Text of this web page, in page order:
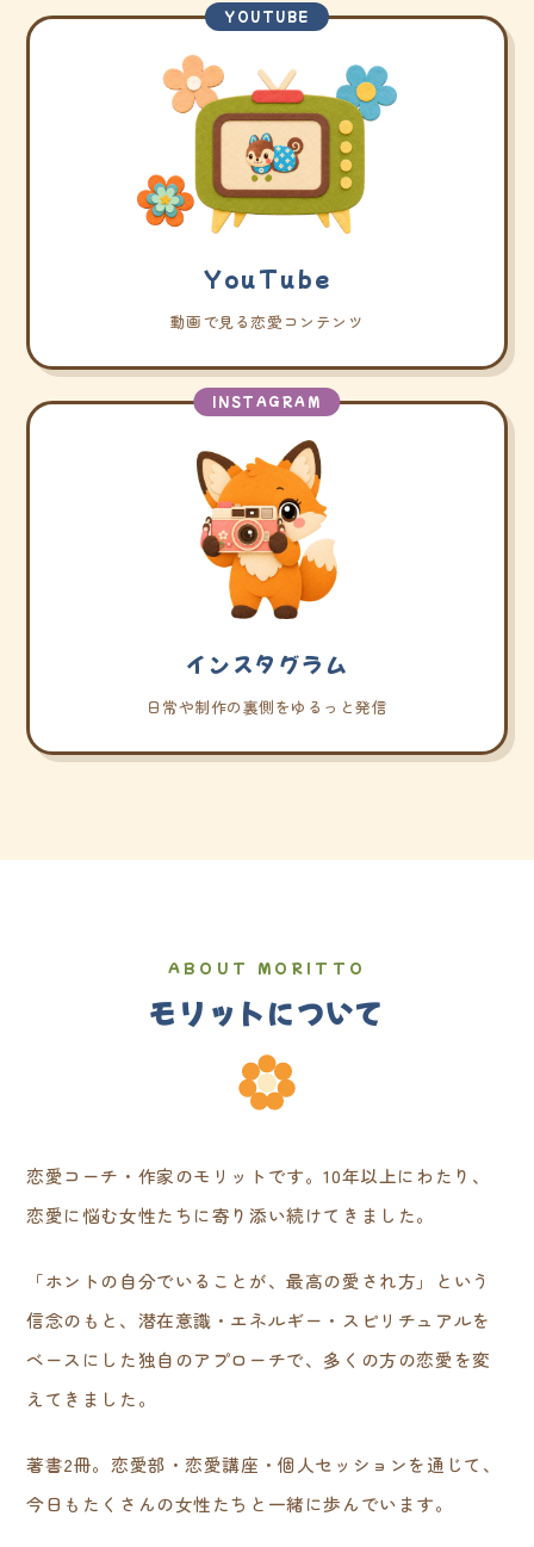
YOUTUBE
YouTube
動画で見る恋愛コンテンツ
INSTAGRAM
インスタグラム
日常や制作の裏側をゆるっと発信
ABOUT MORITTO
モリットについて
恋愛コーチ・作家のモリットです。10年以上にわたり、
恋愛に悩む女性たちに寄り添い続けてきました。
「ホントの自分でいることが、最高の愛され方」という
信念のもと、潜在意識・エネルギー・スピリチュアルを
ベースにした独自のアプローチで、多くの方の恋愛を変
えてきました。
著書2冊。恋愛部・恋愛講座・個人セッションを通じて、
今日もたくさんの女性たちと一緒に歩んでいます。